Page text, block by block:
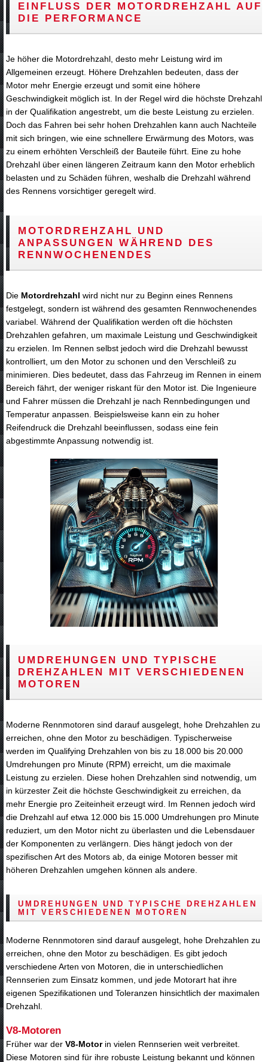
EINFLUSS DER MOTORDREHZAHL AUF
DIE PERFORMANCE
Je höher die Motordrehzahl, desto mehr Leistung wird im
Allgemeinen erzeugt. Höhere Drehzahlen bedeuten, dass der
Motor mehr Energie erzeugt und somit eine höhere
Geschwindigkeit möglich ist. In der Regel wird die höchste Drehzahl
in der Qualifikation angestrebt, um die beste Leistung zu erzielen.
Doch das Fahren bei sehr hohen Drehzahlen kann auch Nachteile
mit sich bringen, wie eine schnellere Erwärmung des Motors, was
zu einem erhöhten Verschleiß der Bauteile führt. Eine zu hohe
Drehzahl über einen längeren Zeitraum kann den Motor erheblich
belasten und zu Schäden führen, weshalb die Drehzahl während
des Rennens vorsichtiger geregelt wird.
MOTORDREHZAHL UND
ANPASSUNGEN WÄHREND DES
RENNWOCHENENDES
Die Motordrehzahl wird nicht nur zu Beginn eines Rennens
festgelegt, sondern ist während des gesamten Rennwochenendes
variabel. Während der Qualifikation werden oft die höchsten
Drehzahlen gefahren, um maximale Leistung und Geschwindigkeit
zu erzielen. Im Rennen selbst jedoch wird die Drehzahl bewusst
kontrolliert, um den Motor zu schonen und den Verschleiß zu
minimieren. Dies bedeutet, dass das Fahrzeug im Rennen in einem
Bereich fährt, der weniger riskant für den Motor ist. Die Ingenieure
und Fahrer müssen die Drehzahl je nach Rennbedingungen und
Temperatur anpassen. Beispielsweise kann ein zu hoher
Reifendruck die Drehzahl beeinflussen, sodass eine fein
abgestimmte Anpassung notwendig ist.
UMDREHUNGEN UND TYPISCHE
DREHZAHLEN MIT VERSCHIEDENEN
MOTOREN
Moderne Rennmotoren sind darauf ausgelegt, hohe Drehzahlen zu
erreichen, ohne den Motor zu beschädigen. Typischerweise
werden im Qualifying Drehzahlen von bis zu 18.000 bis 20.000
Umdrehungen pro Minute (RPM) erreicht, um die maximale
Leistung zu erzielen. Diese hohen Drehzahlen sind notwendig, um
in kürzester Zeit die höchste Geschwindigkeit zu erreichen, da
mehr Energie pro Zeiteinheit erzeugt wird. Im Rennen jedoch wird
die Drehzahl auf etwa 12.000 bis 15.000 Umdrehungen pro Minute
reduziert, um den Motor nicht zu überlasten und die Lebensdauer
der Komponenten zu verlängern. Dies hängt jedoch von der
spezifischen Art des Motors ab, da einige Motoren besser mit
höheren Drehzahlen umgehen können als andere.
UMDREHUNGEN UND TYPISCHE DREHZAHLEN
MIT VERSCHIEDENEN MOTOREN
Moderne Rennmotoren sind darauf ausgelegt, hohe Drehzahlen zu
erreichen, ohne den Motor zu beschädigen. Es gibt jedoch
verschiedene Arten von Motoren, die in unterschiedlichen
Rennserien zum Einsatz kommen, und jede Motorart hat ihre
eigenen Spezifikationen und Toleranzen hinsichtlich der maximalen
Drehzahl.
V8-Motoren
Früher war der V8-Motorin vielen Rennserien weit verbreitet.
Diese Motoren sind für ihre robuste Leistung bekannt und können